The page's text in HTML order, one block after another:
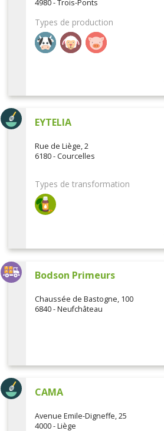
4980 - Trois-Ponts
Types de production
EYTELIA
Rue de Liège, 2
6180 - Courcelles
Types de transformation
Bodson Primeurs
Chaussée de Bastogne, 100
6840 - Neufchâteau
CAMA
Avenue Emile-Digneffe, 25
4000 - Liège